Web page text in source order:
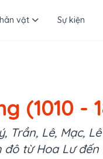
vật Sự kiện
(1010 -
Trần, Lê, Mạc,
đô từ Hoa Lư